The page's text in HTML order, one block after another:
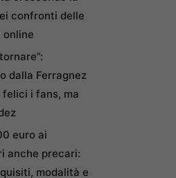
confronti delle
online
dalla Ferragnez
i fans, ma
euro ai
anche precari:
modalità e